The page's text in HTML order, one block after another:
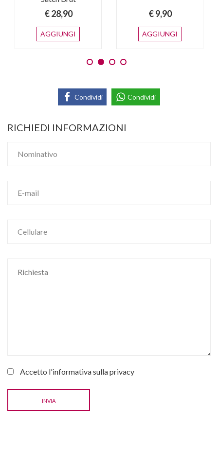
€ 28,90
AGGIUNGI
€ 9,90
AGGIUNGI
Condividi Condividi
RICHIEDI INFORMAZIONI
Accetto l'informativa sullaprivacy
INVIA